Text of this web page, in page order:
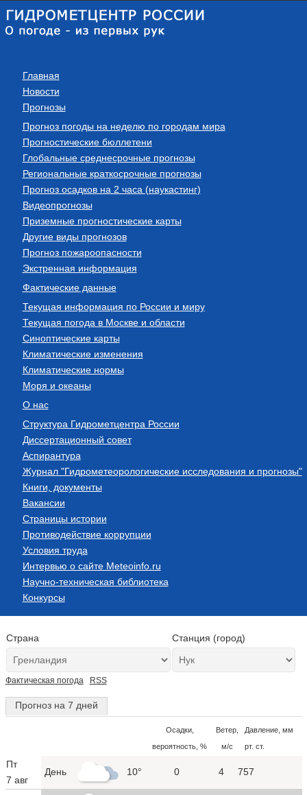
Главная
Новости
Прогнозы
Прогноз погоды на неделю по городам мира
Прогностические бюллетени
Глобальные среднесрочные прогнозы
Региональные краткосрочные прогнозы
Прогноз осадков на 2 часа (наукастинг)
Видеопрогнозы
Приземные прогностические карты
Другие виды прогнозов
Прогноз пожароопасности
Экстренная информация
Фактические данные
Текущая информация по России и миру
Текущая погода в Москве и области
Синоптические карты
Климатические изменения
Климатические нормы
Моря и океаны
О нас
Структура Гидрометцентра России
Диссертационный совет
Аспирантура
Журнал "Гидрометеорологические исследования и прогнозы"
Книги, документы
Вакансии
Страницы истории
Противодействие коррупции
Условия труда
Интервью о сайте Meteoinfo.ru
Научно-техническая библиотека
Конкурсы
Страна Станция (город)
Фактическая погода RSS
Прогноз на 7 дней
Осадки,
вероятность, %
Ветер,
м/с
Давление, мм
рт. ст.
Пт
7 авг
День 10° 0 4 757